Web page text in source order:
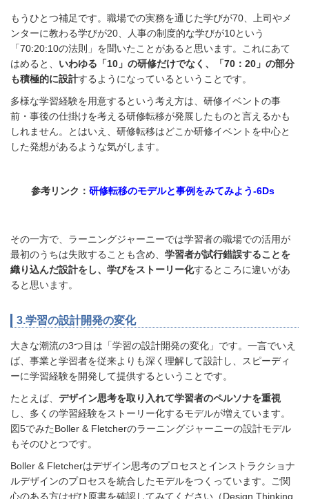
もうひとつ補足です。職場での実務を通じた学びが70、上司やメ
ンターに教わる学びが20、人事の制度的な学びが10という
「70:20:10の法則」を聞いたことがあると思います。これにあて
はめると、 いわゆる「10」の研修だけでなく、「70：20」の部分
も積極的に設計するようになっているということです。
多様な学習経験を用意するという考え方は、研修イベントの事
前・事後の仕掛けを考える研修転移が発展したものと言えるかも
しれません。とはいえ、研修転移はどこか研修イベントを中心と
した発想があるような気がします。
参考リンク： 研修転移のモデルと事例をみてみよう-6Ds
その一方で、ラーニングジャーニーでは学習者の職場での活用が
最初のうちは失敗することも含め、 学習者が試行錯誤することを
織り込んだ設計をし、学びをストーリー化するところに違いがあ
ると思います。
3.学習の設計開発の変化
大きな潮流の3つ目は「学習の設計開発の変化」です。一言でいえ
ば、事業と学習者を従来よりも深く理解して設計し、スピーディ
ーに学習経験を開発して提供するということです。
たとえば、 デザイン思考を取り入れて学習者のペルソナを重視
し、多くの学習経験をストーリー化するモデルが増えています。
図5でみたBoller & Fletcherのラーニングジャーニーの設計モデル
もそのひとつです。
Boller & Fletcherはデザイン思考のプロセスとインストラクショナ
ルデザインのプロセスを統合したモデルをつくっています。ご関
心のある方はぜひ原書を確認してみてください（Design Thinking